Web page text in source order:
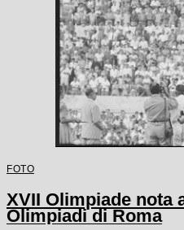
FOTO
XVII Olimpiade nota
Olimpiadi di Roma